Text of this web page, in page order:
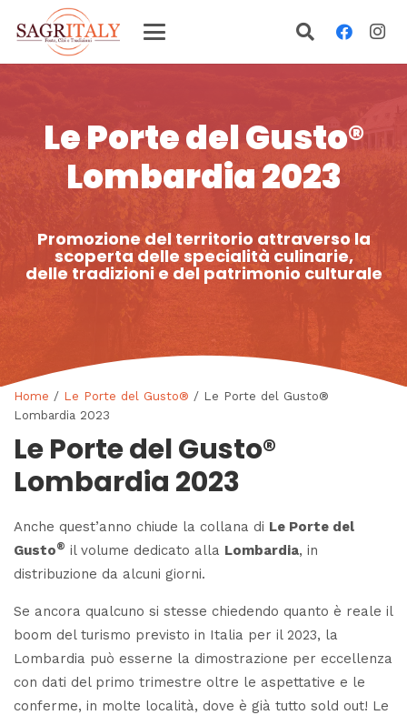
Le Porte del Gusto®
Lombardia 2023
Promozione del territorio attraverso la
scoperta delle specialità culinarie,
delle tradizioni e del patrimonio culturale
Home / Le Porte del Gusto® / Le Porte del Gusto®
Lombardia 2023
Le Porte del Gusto®
Lombardia 2023
Anche quest’anno chiude la collana di Le Porte del
Gusto® il volume dedicato alla Lombardia, in
distribuzione da alcuni giorni.
Se ancora qualcuno si stesse chiedendo quanto è reale il
boom del turismo previsto in Italia per il 2023, la
Lombardia può esserne la dimostrazione per eccellenza
con dati del primo trimestre oltre le aspettative e le
conferme, in molte località, dove è già tutto sold out! Le